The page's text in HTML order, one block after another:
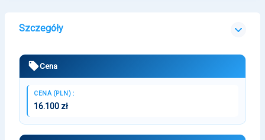
Szczegóły
Cena
CENA (PLN) :
16.100 zł